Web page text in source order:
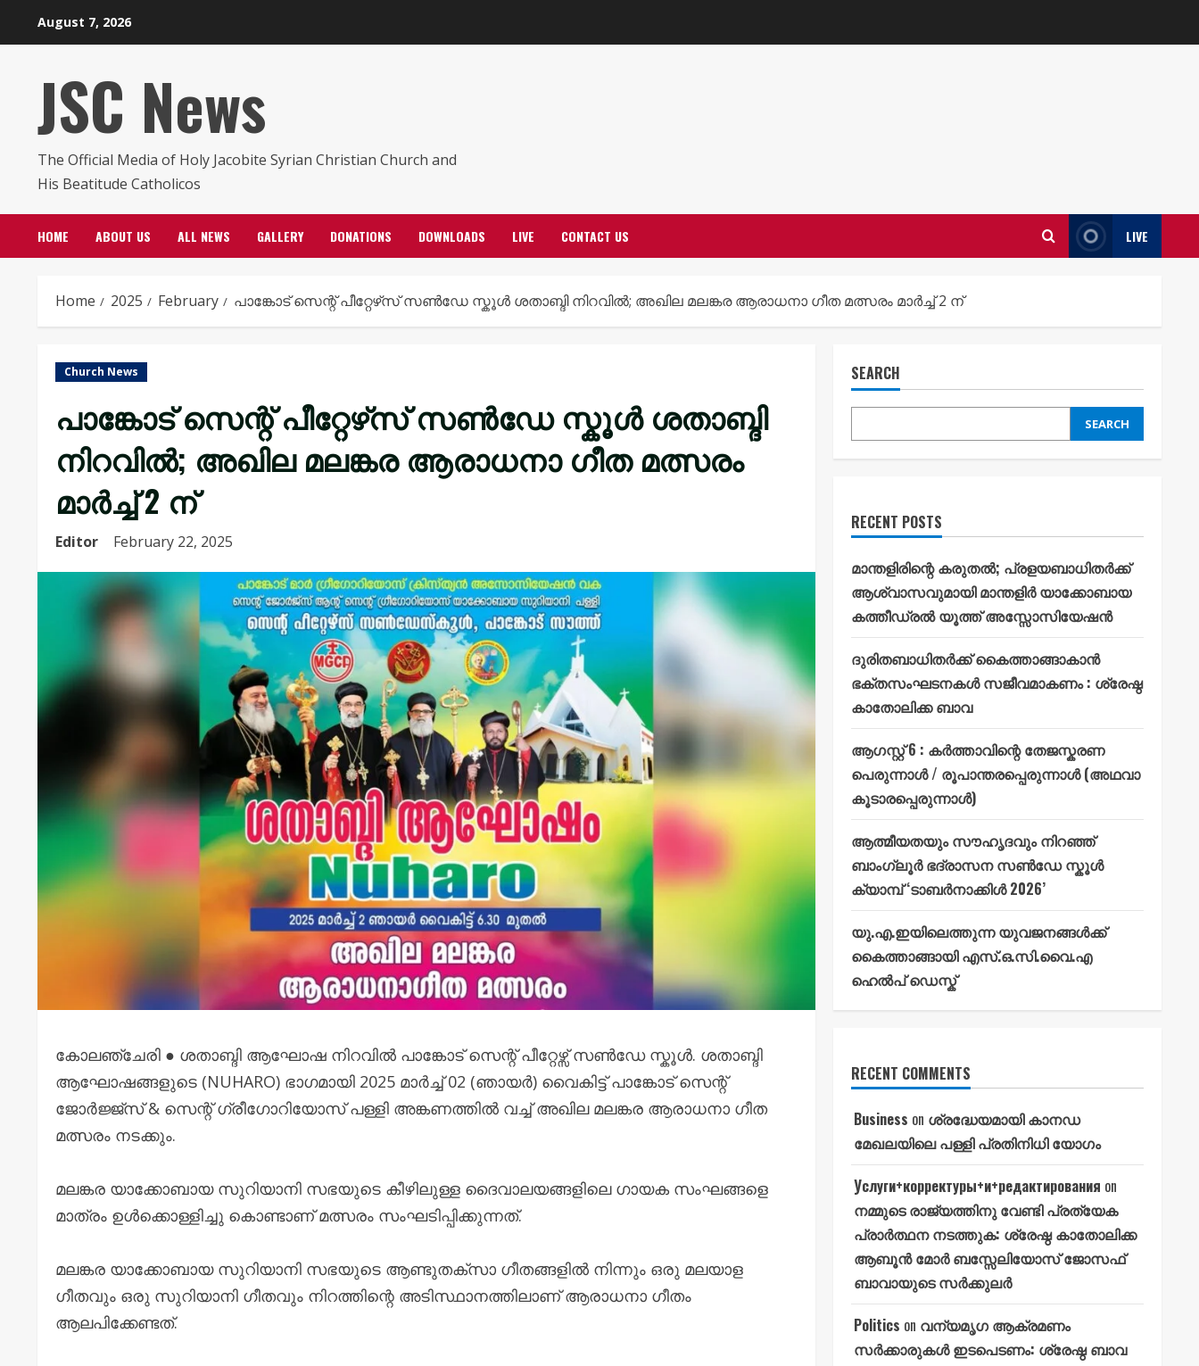
August 7, 2026
JSC News
The Official Media of Holy Jacobite Syrian Christian Church and
His Beatitude Catholicos
HOME ABOUT US ALL NEWS GALLERY DONATIONS DOWNLOADS LIVE CONTACT US LIVE
Home 2025 February പാങ്കോട്‌ സെന്റ് പീറ്റേഴ്‌സ്‌ സൺഡേ സ്കൂൾ ശതാബ്ദി നിറവിൽ; അഖില മലങ്കര ആരാധനാ ഗീത മത്സരം മാർച്ച് 2 ന്
Church News
പാങ്കോട്‌ സെന്റ് പീറ്റേഴ്‌സ്‌ സൺഡേ സ്കൂൾ ശതാബ്ദി
നിറവിൽ; അഖില മലങ്കര ആരാധനാ ഗീത മത്സരം
മാർച്ച് 2 ന്
Editor February 22, 2025
കോലഞ്ചേരി ● ശതാബ്ദി ആഘോഷ നിറവിൽ പാങ്കോട് സെന്റ് പീറ്റേഴ്സ് സൺ‌ഡേ സ്കൂൾ. ശതാബ്ദി
ആഘോഷങ്ങളുടെ (NUHARO) ഭാഗമായി 2025 മാർച്ച്‌ 02 (ഞായർ) വൈകിട്ട്‌ പാങ്കോട്‌ സെന്റ്
‌ജോർജ്ജ്സ്‌ & സെന്റ്‌ ഗ്രീഗോറിയോസ്‌ പള്ളി അങ്കണത്തിൽ വച്ച്‌ അഖില മലങ്കര ആരാധനാ ഗീത
മത്സരം നടക്കും.
മലങ്കര യാക്കോബായ സുറിയാനി സഭയുടെ കീഴിലുള്ള ദൈവാലയങ്ങളിലെ ഗായക സംഘങ്ങളെ
മാത്രം ഉള്‍ക്കൊള്ളിച്ചു കൊണ്ടാണ് മത്സരം സംഘടിപ്പിക്കുന്നത്.
മലങ്കര യാക്കോബായ സുറിയാനി സഭയുടെ ആണ്ടുതക്സാ ഗീതങ്ങളില്‍ നിന്നും ഒരു മലയാള
ഗീതവും ഒരു സുറിയാനി ഗീതവും നിറത്തിന്റെ അടിസ്ഥാനത്തിലാണ്‌ ആരാധനാ ഗീതം
ആലപിക്കേണ്ടത്‌.
SEARCH
SEARCH
RECENT POSTS
മാന്തളിരിന്റെ കരുതൽ; പ്രളയബാധിതർക്ക്
ആശ്വാസവുമായി മാന്തളിർ യാക്കോബായ
കത്തീഡ്രൽ യൂത്ത് അസ്സോസിയേഷൻ
ദുരിതബാധിതർക്ക് കൈത്താങ്ങാകാൻ
ഭക്തസംഘടനകൾ സജീവമാകണം : ശ്രേഷ്ഠ
കാതോലിക്ക ബാവ
ആഗസ്റ്റ് 6 : കർത്താവിന്റെ തേജസ്കരണ
പെരുന്നാൾ / രൂപാന്തരപ്പെരുന്നാൾ (അഥവാ
കൂടാരപ്പെരുന്നാൾ)
ആത്മീയതയും സൗഹൃദവും നിറഞ്ഞ്
ബാംഗ്ലൂർ ഭദ്രാസന സൺഡേ സ്കൂൾ
ക്യാമ്പ് ‘ടാബർനാക്കിൾ 2026’
യു.എ.ഇയിലെത്തുന്ന യുവജനങ്ങൾക്ക്
കൈത്താങ്ങായി എസ്.ഒ.സി.വൈ.എ
ഹെൽപ് ഡെസ്ക്
RECENT COMMENTS
Business on ശ്രദ്ധേയമായി കാനഡ
മേഖലയിലെ പള്ളി പ്രതിനിധി യോഗം
Услуги+корректуры+и+редактирования on
നമ്മുടെ രാജ്യത്തിനു വേണ്ടി പ്രത്യേക
പ്രാർത്ഥന നടത്തുക: ശ്രേഷ്ഠ കാതോലിക്ക
ആബൂൻ മോർ ബസ്സേലിയോസ് ജോസഫ്
ബാവായുടെ സർക്കുലർ
Politics on വന്യമൃഗ ആക്രമണം
സർക്കാരുകൾ ഇടപെടണം: ശ്രേഷ്ഠ ബാവ